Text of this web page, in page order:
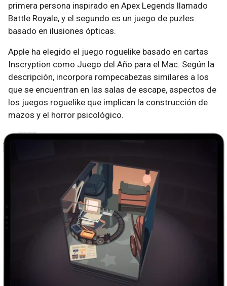
primera persona inspirado en Apex Legends llamado
Battle Royale, y el segundo es un juego de puzles
basado en ilusiones ópticas.
Apple ha elegido el juego roguelike basado en cartas
Inscryption como Juego del Año para el Mac. Según la
descripción, incorpora rompecabezas similares a los
que se encuentran en las salas de escape, aspectos de
los juegos roguelike que implican la construcción de
mazos y el horror psicológico.